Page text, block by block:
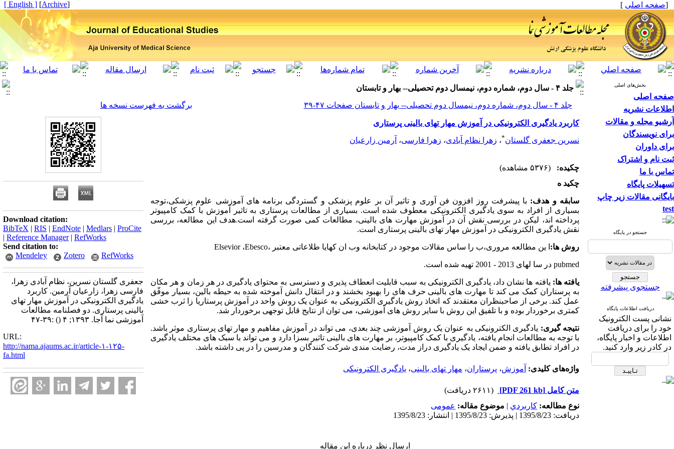
[صفحه اصلی ]
[
Archive
]
[ English ]
بخش‌های اصلی
صفحه اصلی
اطلاعات نشریه
آرشیو مجله و مقالات
برای نویسندگان
برای داوران
ثبت نام و اشتراک
تماس با ما
تسهیلات پایگاه
بایگانی مقالات زیر چاپ
test
جستجو در پایگاه
جستجوی پیشرفته
دریافت اطلاعات پایگاه
نشانی پست الکترونیک
خود را برای دریافت
اطلاعات و اخبار پایگاه،
در کادر زیر وارد کنید.
جلد ۴ - سال دوم، شماره دوم، نیمسال دوم تحصیلی-- بهار و تابستان
جلد ۴ - سال دوم، شماره دوم، نیمسال دوم تحصیلی-- بهار و تابستان صفحات ۴۷-۳۹
برگشت به فهرست نسخه ها
کاربرد یادگیری الکترونیکی در آموزش مهار تهای بالینی پرستاری
نسرین جعفری گلستان*، زهرا نظام آبادی، زهرا فارسی، آرمین زارعیان
چکیده:
(۵۳۷۶ مشاهده)
چکید ه
سابقه و هدف: با پیشرفت روز افزون فن آوری و تاثیر آن بر علوم پزشکی و گستردگی برنامه های آموزشی علوم پزشکی،توجه
بسیاری از افراد به سوی یادگیری الکترونیکی معطوف شده است. بسیاری از مطالعات پرستاری به تاثیر آموزش با کمک کامپیوتر
پرداخته اند، لیکن در بررسی نقش آن در آموزش مهارت های بالینی، مطالعات کمی صورت گرفته است.هدف این مطالعه، بررسی
نقش یادگیری الکترونیکی در آموزش مهار تهای بالینی پرستاری است.
روش ها: ا ین مطالعه مروری،ب را ساس مقالات موجود در کتابخانه وب ان کهایا طلاعاتی معتبر ،Elsevior ،Ebesco
pubmed در سا لهای 2013 - 2001 تهیه شده است.
یافته ها: یافته ها نشان داد، یادگیری الکترونیکی به سبب قابلیت انعطاف پذیری و دسترسی به محتوای یادگیری در هر زمان و هر مکان
به پرستاران کمک می کند تا مهارت های بالینی حرف های را بهبود بخشند و در انتقال دانش آموخته شده به حیطه بالین، بسیار موفّق
عمل کند. برخی از صاحبنظران معتقدند که اتخاذ روش یادگیری الکترونیکی به عنوان یک روش واحد در آموزش پرستاریا زا ثرب خشی
کمتری برخوردار بوده و با تلفیق این روش با سایر روش های آموزشی، می توان از نتایج قابل توجهی برخوردار شد.
نتیجه گیری: یادگیری الکترونیکی به عنوان یک روش آموزشی چند بعدی، می تواند در آموزش مفاهیم و مهار تهای پرستاری موثر باشد.
با توجه به مطالعات انجام یافته، یادگیری با کمک کامپیوتر، بر مهارت های بالینی تاثیر بسزا دارد و می تواند با سبک های مختلف یادگیری
در افراد تطابق یافته و ضمن ایجاد یک یادگیری دراز مدت، رضایت مندی شرکت کنندگان و مدرسین را در پی داشته باشد.
واژه‌های کلیدی: آموزش، پرستاران، مهار تهای بالینی، یادگیری الکترونیکی
متن کامل [PDF 261 kb]
(۲۶۱۱ دریافت)
نوع مطالعه: كاربردي | موضوع مقاله: عمومى
دریافت: 1395/8/23 | پذیرش: 1395/8/23 | انتشار: 1395/8/23
ارسال نظر درباره این مقاله
Download citation:
BibTeX | RIS | EndNote | Medlars | ProCite
| Reference Manager| RefWorks
Send citation to:
Mendeley
Zotero RefWorks
جعفری گلستان نسرین، نظام آبادی زهرا،
فارسی زهرا، زارعیان آرمین. کاربرد
یادگیری الکترونیکی در آموزش مهار تهای
بالینی پرستاری. دو فصلنامه مطالعات
آموزشی نما آجا. ۱۳۹۳; ۴
() :۳۹-۴۷
URL:
http://nama.ajaums.ac.ir/article-۱-۱۲۵-
fa.html